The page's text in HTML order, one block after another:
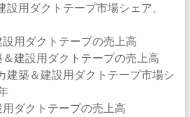
設用ダクトテープ市場シェア、
設用ダクトテープの売上高
＆建設用ダクトテープの売上高
建築＆建設用ダクトテープ市場シ
用ダクトテープの売上高